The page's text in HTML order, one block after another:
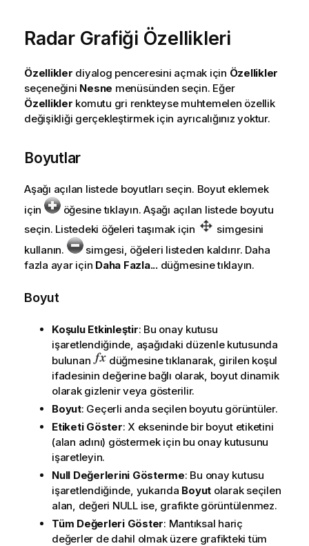
Radar Grafiği Özellikleri
Özellikler diyalog penceresini açmak için Özellikler
seçeneğini Nesne menüsünden seçin. Eğer
Özellikler komutu gri renkteyse muhtemelen özellik
değişikliği gerçekleştirmek için ayrıcalığınız yoktur.
Boyutlar
Aşağı açılan listede boyutları seçin. Boyut eklemek
için
öğesine tıklayın. Aşağı açılan listede boyutu
seçin. Listedeki öğeleri taşımak için
simgesini
kullanın.
simgesi, öğeleri listeden kaldırır. Daha
fazla ayar için Daha Fazla...düğmesine tıklayın.
Boyut
Koşulu Etkinleştir: Bu onay kutusu
işaretlendiğinde, aşağıdaki düzenle kutusunda
bulunan
düğmesine tıklanarak, girilen koşul
ifadesinin değerine bağlı olarak, boyut dinamik
olarak gizlenir veya gösterilir.
Boyut: Geçerli anda seçilen boyutu görüntüler.
Etiketi Göster: X ekseninde bir boyut etiketini
(alan adını) göstermek için bu onay kutusunu
işaretleyin.
Null Değerlerini Gösterme: Bu onay kutusu
işaretlendiğinde, yukarıda Boyut olarak seçilen
alan, değeri NULL ise, grafikte görüntülenmez.
Tüm Değerleri Göster: Mantıksal hariç
değerler de dahil olmak üzere grafikteki tüm